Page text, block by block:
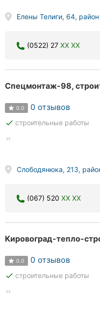
Елены Телиги, 64,
(0522) 27 XX XX
0.0 0 отзывов
done строительные работы
Слободянюка, 213,
(067) 520 XX XX
0.0 0 отзывов
done строительные работы